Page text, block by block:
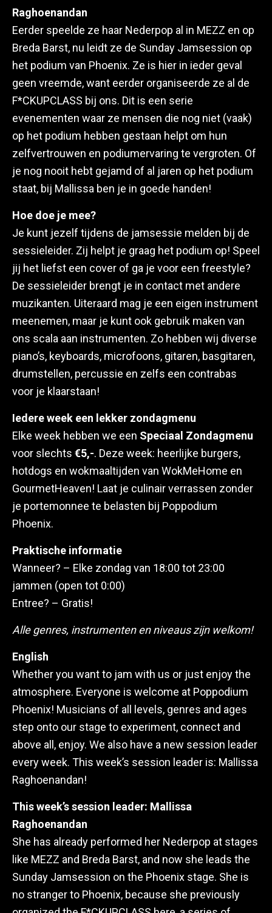
Raghoenandan
Eerder speelde ze haar Nederpop al in MEZZ en op
Breda Barst, nu leidt ze de Sunday Jamsession op
het podium van Phoenix. Ze is hier in ieder geval
geen vreemde, want eerder organiseerde ze al de
F*CKUPCLASS bij ons. Dit is een serie
evenementen waar ze mensen die nog niet (vaak)
op het podium hebben gestaan helpt om hun
zelfvertrouwen en podiumervaring te vergroten. Of
je nog nooit hebt gejamd of al jaren op het podium
staat, bij Mallissa ben je in goede handen!
Hoe doe je mee?
Je kunt jezelf tijdens de jamsessie melden bij de
sessieleider. Zij helpt je graag het podium op! Speel
jij het liefst een cover of ga je voor een freestyle?
De sessieleider brengt je in contact met andere
muzikanten. Uiteraard mag je een eigen instrument
meenemen, maar je kunt ook gebruik maken van
ons scala aan instrumenten. Zo hebben wij diverse
piano’s, keyboards, microfoons, gitaren, basgitaren,
drumstellen, percussie en zelfs een contrabas
voor je klaarstaan!
Iedere week een lekker zondagmenu
Elke week hebben we een Speciaal Zondagmenu
voor slechts €5,-. Deze week: heerlijke burgers,
hotdogs en wokmaaltijden van WokMeHome en
GourmetHeaven! Laat je culinair verrassen zonder
je portemonnee te belasten bij Poppodium
Phoenix.
Praktische informatie
Wanneer? – Elke zondag van 18:00 tot 23:00
jammen (open tot 0:00)
Entree? – Gratis!
Alle genres, instrumenten en niveaus zijn welkom!
English
Whether you want to jam with us or just enjoy the
atmosphere. Everyone is welcome at Poppodium
Phoenix! Musicians of all levels, genres and ages
step onto our stage to experiment, connect and
above all, enjoy. We also have a new session leader
every week. This week’s session leader is: Mallissa
Raghoenandan!
This week’s session leader: Mallissa
Raghoenandan
She has already performed her Nederpop at stages
like MEZZ and Breda Barst, and now she leads the
Sunday Jamsession on the Phoenix stage. She is
no stranger to Phoenix, because she previously